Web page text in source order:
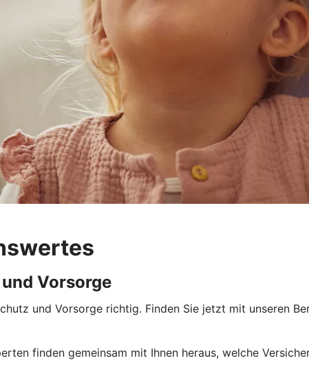
Vorsorge
und Vorsorge richtig. Finden Sie jetzt mit unseren
finden gemeinsam mit Ihnen heraus, welche